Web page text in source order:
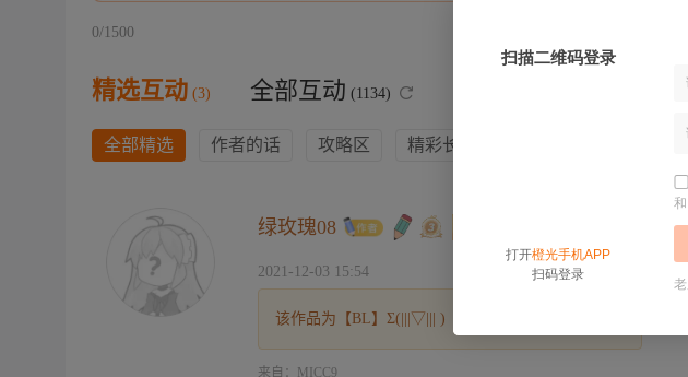
0/1500
精选互动 (3) 全部互动 (1134)
全部精选 作者的话 攻略区 精彩长评
绿玫瑰08
2021-12-03 15:54
该作品为【BL】Σ(|||▽||| )
来自：MICC9